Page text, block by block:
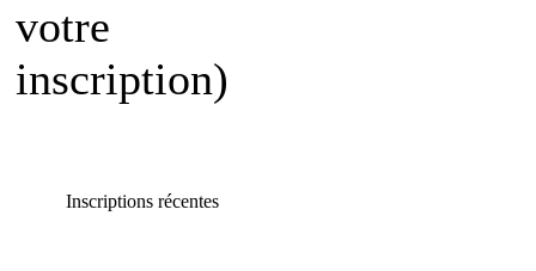
votre
inscription)
Inscriptions récentes